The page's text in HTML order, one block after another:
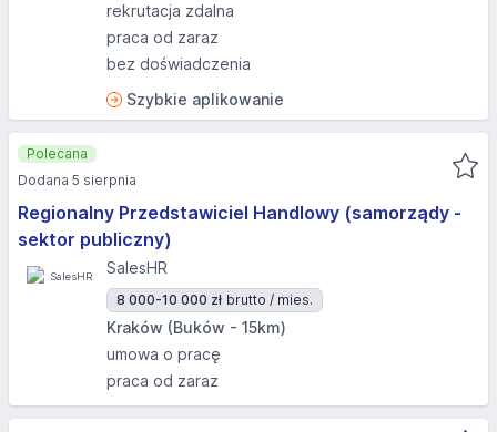
rekrutacja zdalna
praca od zaraz
bez doświadczenia
Szybkie aplikowanie
Regionalny Przedstawiciel Handlowy (samorządy -
sektor publiczny)
SalesHR
8 000-10 000 zł brutto / mies.
Kraków (Buków - 15km)
umowa o pracę
praca od zaraz
Polecana
Dodana 5 sierpnia